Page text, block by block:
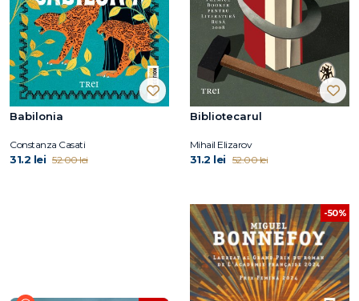
Babilonia
Constanza Casati
31.2 lei 52.00 lei
Bibliotecarul
Mihail Elizarov
31.2 lei 52.00 lei
-50%